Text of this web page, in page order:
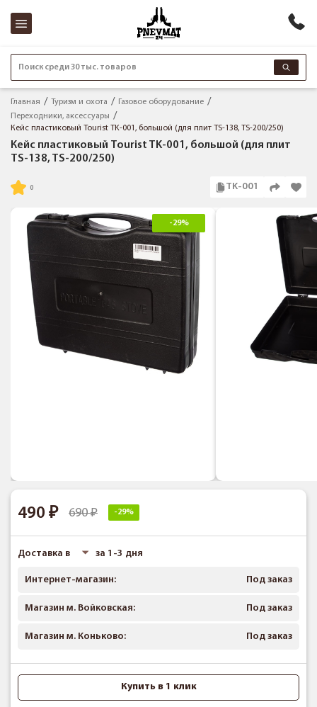
Поиск среди 30 тыс. товаров
Главная Туризм и охота
Газовое оборудование
Переходники, аксессуары
Кейс пластиковый Tourist TK-001, большой (для плит TS-138, TS-200/250)
Кейс пластиковый Tourist TK-001, большой (для плит
TS-138, TS-200/250)
TK-001
-29%
490 690 -29%
Доставка в за 1-3 дня
Интернет-магазин: Под заказ
Магазин м. Войковская: Под заказ
Магазин м. Коньково: Под заказ
Купить в 1 клик